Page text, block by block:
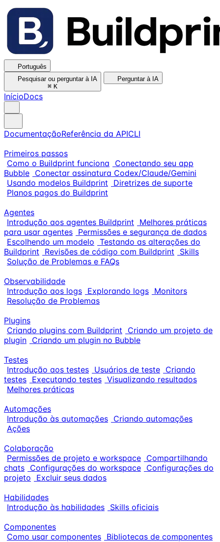
Português
Pesquisar ou perguntar à IA
⌘ K
Perguntar à IA
InícioDocs
DocumentaçãoReferência da APICLI
Primeiros passos
Como o Buildprint funciona
Conectando seu app
Bubble Conectar assinatura Codex/Claude/Gemini
Usando modelos Buildprint
Diretrizes de suporte
Planos pagos do Buildprint
Agentes
Introdução aos agentes Buildprint
Melhores práticas
para usar agentes Permissões e segurança de dados
Escolhendo um modelo Testando as alterações do
Buildprint
Revisões de código com Buildprint
Skills
Solução de Problemas e FAQs
Observabilidade
Introdução aos logs Explorando logs Monitors
Resolução de Problemas
Plugins
Criando plugins com Buildprint
Criando um projeto de
plugin Criando um plugin no Bubble
Testes
Introdução aos testes Usuários de teste Criando
testes Executando testes Visualizando resultados
Melhores práticas
Automações
Introdução às automações Criando automações
Ações
Colaboração
Permissões de projeto e workspace Compartilhando
chats Configurações do workspace Configurações do
projeto
Excluir seus dados
Habilidades
Introdução às habilidades Skills oficiais
Componentes
Como usar componentes Bibliotecas de componentes